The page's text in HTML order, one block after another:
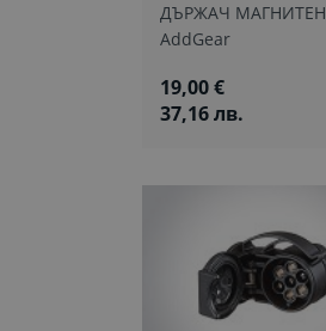
ДЪРЖАЧ МАГНИТЕН
AddGear
19,00 €
37,16 лв.